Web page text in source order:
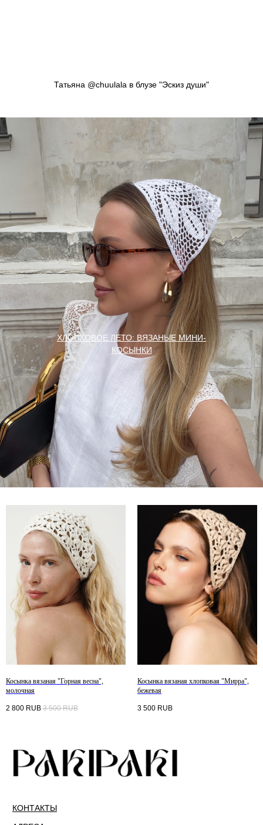
Татьяна @chuulala в блузе "Эскиз души"
ХЛОПКОВОЕ ЛЕТО: ВЯЗАНЫЕ МИНИ-
КОСЫНКИ
Косынка вязаная "Горная весна",
молочная
2 800 RUB 3 500 RUB
Косынка вязаная хлопковая "Мирра",
бежевая
3 500 RUB
КОНТАКТЫ